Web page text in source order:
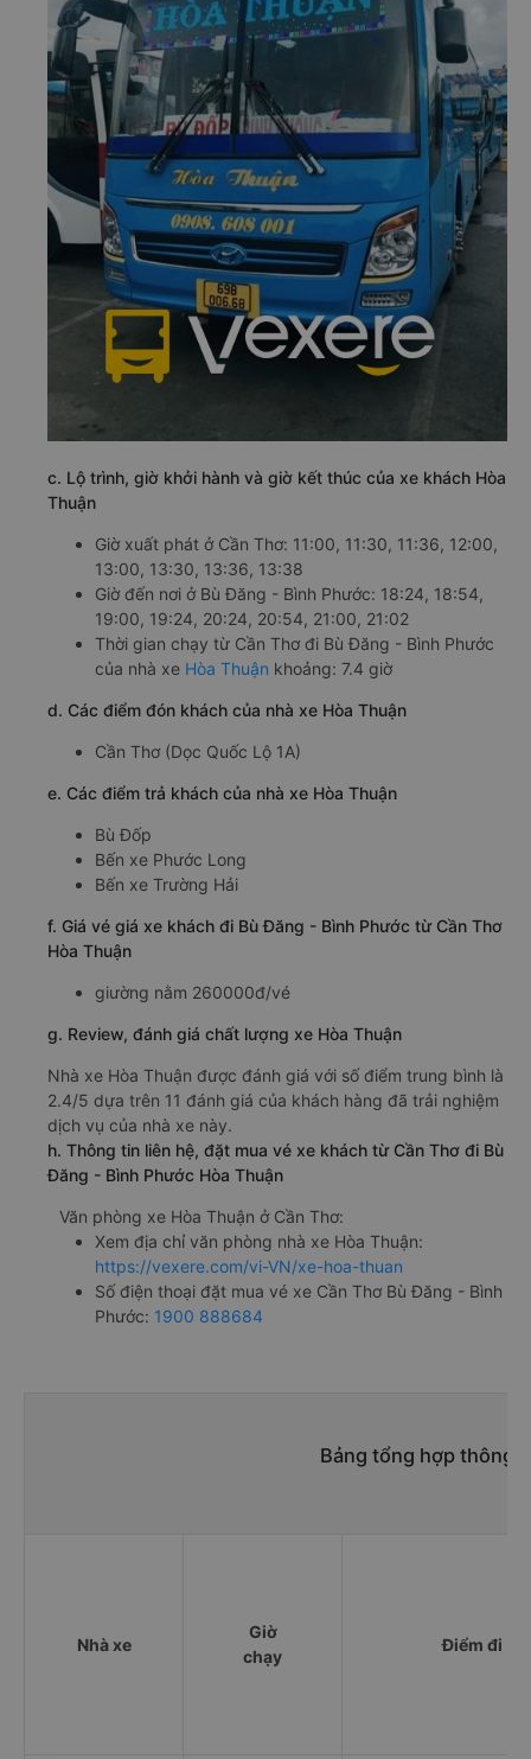
c. Lộ trình, giờ khởi hành và giờ kết thúc của xe khách Hòa
Thuận
Giờ xuất phát ở Cần Thơ: 11:00, 11:30, 11:36, 12:00,
13:00, 13:30, 13:36, 13:38
Giờ đến nơi ở Bù Đăng - Bình Phước: 18:24, 18:54,
19:00, 19:24, 20:24, 20:54, 21:00, 21:02
Thời gian chạy từ Cần Thơ đi Bù Đăng - Bình Phước
của nhà xe Hòa Thuận khoảng: 7.4 giờ
d. Các điểm đón khách của nhà xe Hòa Thuận
Cần Thơ (Dọc Quốc Lộ 1A)
e. Các điểm trả khách của nhà xe Hòa Thuận
Bù Đốp
Bến xe Phước Long
Bến xe Trường Hải
f. Giá vé giá xe khách đi Bù Đăng - Bình Phước từ Cần Thơ
Hòa Thuận
giường nằm 260000đ/vé
g. Review, đánh giá chất lượng xe Hòa Thuận
Nhà xe Hòa Thuận được đánh giá với số điểm trung bình là
2.4/5 dựa trên 11 đánh giá của khách hàng đã trải nghiệm
dịch vụ của nhà xe này.
h. Thông tin liên hệ, đặt mua vé xe khách từ Cần Thơ đi Bù
Đăng - Bình Phước Hòa Thuận
Văn phòng xe Hòa Thuận ở Cần Thơ:
Xem địa chỉ văn phòng nhà xe Hòa Thuận:
https://vexere.com/vi-VN/xe-hoa-thuan
Số điện thoại đặt mua vé xe Cần Thơ Bù Đăng - Bình
Phước: 1900 888684
Bảng tổng hợp thông
Nhà xe
Giờ
chạy
Điểm đi